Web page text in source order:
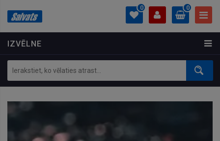
IZVĒLNE
0
PROFILS
Ielogoties
Izveidot kontu
0
0.00 €